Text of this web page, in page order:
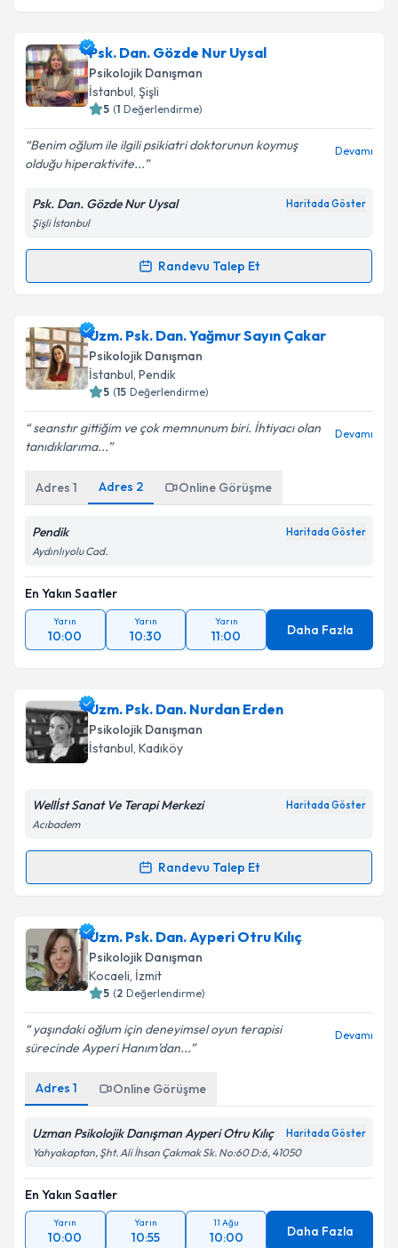
Psk. Dan. Gözde Nur Uysal
Psikolojik Danışman
İstanbul, Şişli
5 (1 Değerlendirme)
Benim oğlum ile ilgili psikiatri doktorunun koymuş
olduğu hiperaktivite...
Devamı
Psk. Dan. Gözde Nur Uysal Haritada Göster
Şişli İstanbul
Randevu Talep Et
Randevu Takvimi Talebi
Psk. Dan. Gözde Nur Uysaliçin randevu takvimi
talebi oluşturun. Size bu uzmandan randevu almanız
için bir takvim hazırlandığında e-posta ile
bilgilendireceğiz.
E-posta Adresiniz
Kişisel verilerimin işlenmesine ilişkinAydınlatma
'ni okudum ve kişisel verilerimin belirtilen
kapsamda işlenmesini kabul ediyorum.
Uzm. Psk. Dan. Yağmur Sayın Çakar
Psikolojik Danışman
İstanbul, Pendik
5 (15 Değerlendirme)
seanstır gittiğim ve çok memnunum biri. İhtiyacı olan
tanıdıklarıma...
Devamı
Adres 1 Adres 2 Online Görüşme
Pendik Haritada Göster
Aydınlıyolu Cad.
En Yakın Saatler
Yarın
10:00
Yarın
10:30
Yarın
11:00 Daha Fazla
Uzm. Psk. Dan. Nurdan Erden
Psikolojik Danışman
İstanbul, Kadıköy
Wellİst Sanat Ve Terapi Merkezi Haritada Göster
Acıbadem
Randevu Talep Et
Randevu Takvimi Talebi
Uzm. Psk. Dan. Nurdan Erdeniçin randevu takvimi
talebi oluşturun. Size bu uzmandan randevu almanız
için bir takvim hazırlandığında e-posta ile
bilgilendireceğiz.
E-posta Adresiniz
Kişisel verilerimin işlenmesine ilişkinAydınlatma
Metni'ni okudum ve kişisel verilerimin belirtilen
kapsamda işlenmesini kabul ediyorum.
Uzm. Psk. Dan. Ayperi Otru Kılıç
Psikolojik Danışman
Kocaeli, İzmit
5 (2 Değerlendirme)
yaşındaki oğlum için deneyimsel oyun terapisi
sürecinde Ayperi Hanım’dan...
Devamı
Adres 1 Online Görüşme
Uzman Psikolojik Danışman Ayperi Otru Kılıç Haritada Göster
Yahyakaptan, Şht. Ali İhsan Çakmak Sk. No:60 D:6, 41050
En Yakın Saatler
Yarın
10:00
Yarın
10:55
11 Ağu
10:00 Daha Fazla